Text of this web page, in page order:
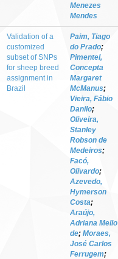
Menezes
Mendes
Validation of a
customized
subset of SNPs
for sheep breed
assignment in
Brazil
Paim, Tiago
do Prado;
Pimentel,
Concepta
Margaret
McManus;
Vieira, Fábio
Danilo;
Oliveira,
Stanley
Robson de
Medeiros;
Facó,
Olivardo;
Azevedo,
Hymerson
Costa;
Araújo,
Adriana Mello
de; Moraes,
José Carlos
Ferrugem;